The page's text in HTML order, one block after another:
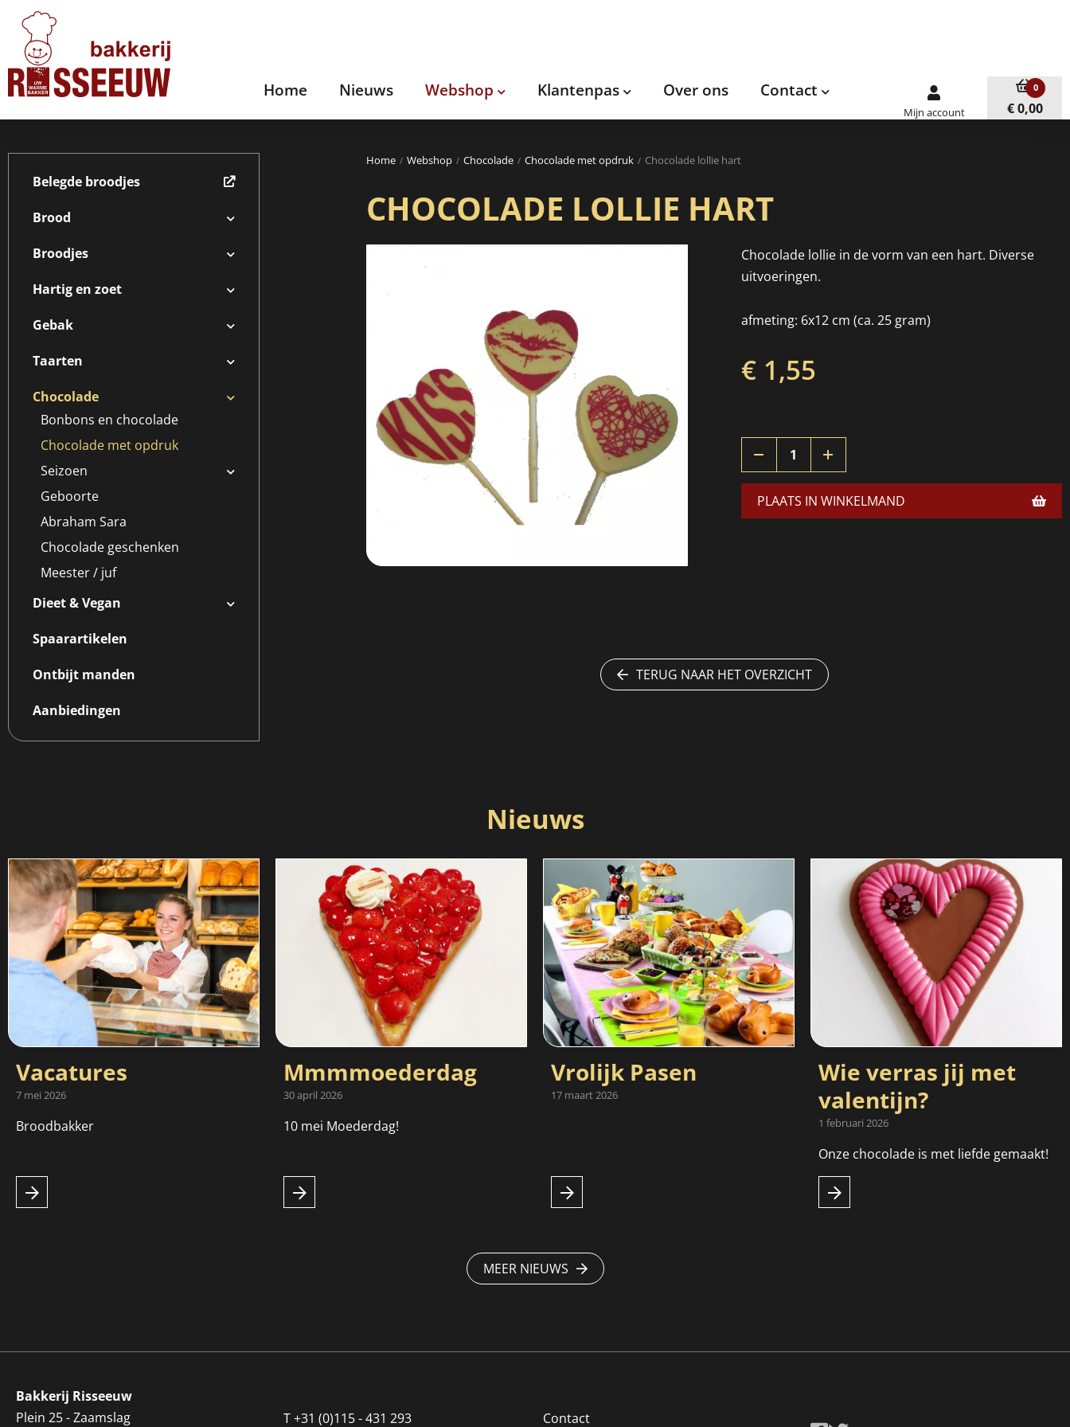
Home Nieuws Webshop Klantenpas Over ons Contact
Mijn account
0
€ 0,00
Belegde broodjes
Brood
Broodjes
Hartig en zoet
Gebak
Taarten
Chocolade
Bonbons en chocolade
Chocolade met opdruk
Seizoen
Geboorte
Abraham Sara
Chocolade geschenken
Meester / juf
Dieet & Vegan
Spaarartikelen
Ontbijt manden
Aanbiedingen
Home Webshop Chocolade Chocolade met opdruk Chocolade lollie hart
CHOCOLADE LOLLIE HART
Chocolade lollie in de vorm van een hart. Diverse
uitvoeringen.
afmeting: 6x12 cm (ca. 25 gram)
€ 1,55
PLAATS IN WINKELMAND
TERUG NAAR HET OVERZICHT
Nieuws
Vacatures
7 mei 2026
Broodbakker
Mmmmoederdag
30 april 2026
10 mei Moederdag!
Vrolijk Pasen
17 maart 2026
Wie verras jij met
valentijn?
1 februari 2026
Onze chocolade is met liefde gemaakt!
MEER NIEUWS
Bakkerij Risseeuw
Plein 25 - Zaamslag
T+31 (0)115 - 431 293 Contact